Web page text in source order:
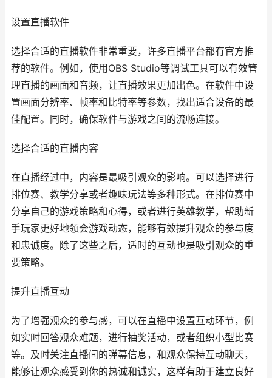
设置直播软件
选择合适的直播软件非常重要，许多直播平台都有官方推
荐的软件。例如，使用OBS Studio等调试工具可以有效管
理直播的画面和音频，让直播效果更加出色。在软件中设
置画面分辨率、帧率和比特率等参数，找出适合设备的最
佳配置。同时，确保软件与游戏之间的流畅连接。
选择合适的直播内容
在直播经过中，内容是最吸引观众的影响。可以选择进行
排位赛、教学分享或者趣味玩法等多种形式。在排位赛中
分享自己的游戏策略和心得，或者进行英雄教学，帮助新
手玩家更好地领会游戏动态，能够有效提升观众的参与度
和忠诚度。除了这些之后，适时的互动也是吸引观众的重
要策略。
提升直播互动
为了增强观众的参与感，可以在直播中设置互动环节，例
如实时回答观众难题，进行抽奖活动，或者组织小型比赛
等。及时关注直播间的弹幕信息，和观众保持互动聊天，
能够让观众感受到你的热诚和诚实，这样有助于建立良好